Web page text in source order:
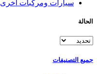
سيارات ومركبات أخرى
الحالة
جميع التصنيفات